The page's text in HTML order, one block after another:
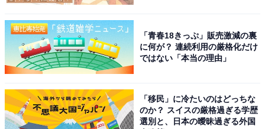
「青春18きっぷ」販売激減の裏
に何が？ 連続利用の厳格化だけ
ではない「本当の理由」
「移民」に冷たいのはどっちな
のか？ スイスの厳格過ぎる学歴
選別と、日本の曖昧過ぎる外国